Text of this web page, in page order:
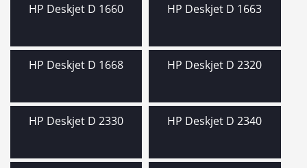
HP Deskjet D 1660 HP Deskjet D 1663
HP Deskjet D 1668 HP Deskjet D 2320
HP Deskjet D 2330 HP Deskjet D 2340